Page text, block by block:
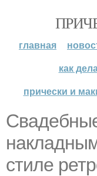
главная
как
прически и
стиле